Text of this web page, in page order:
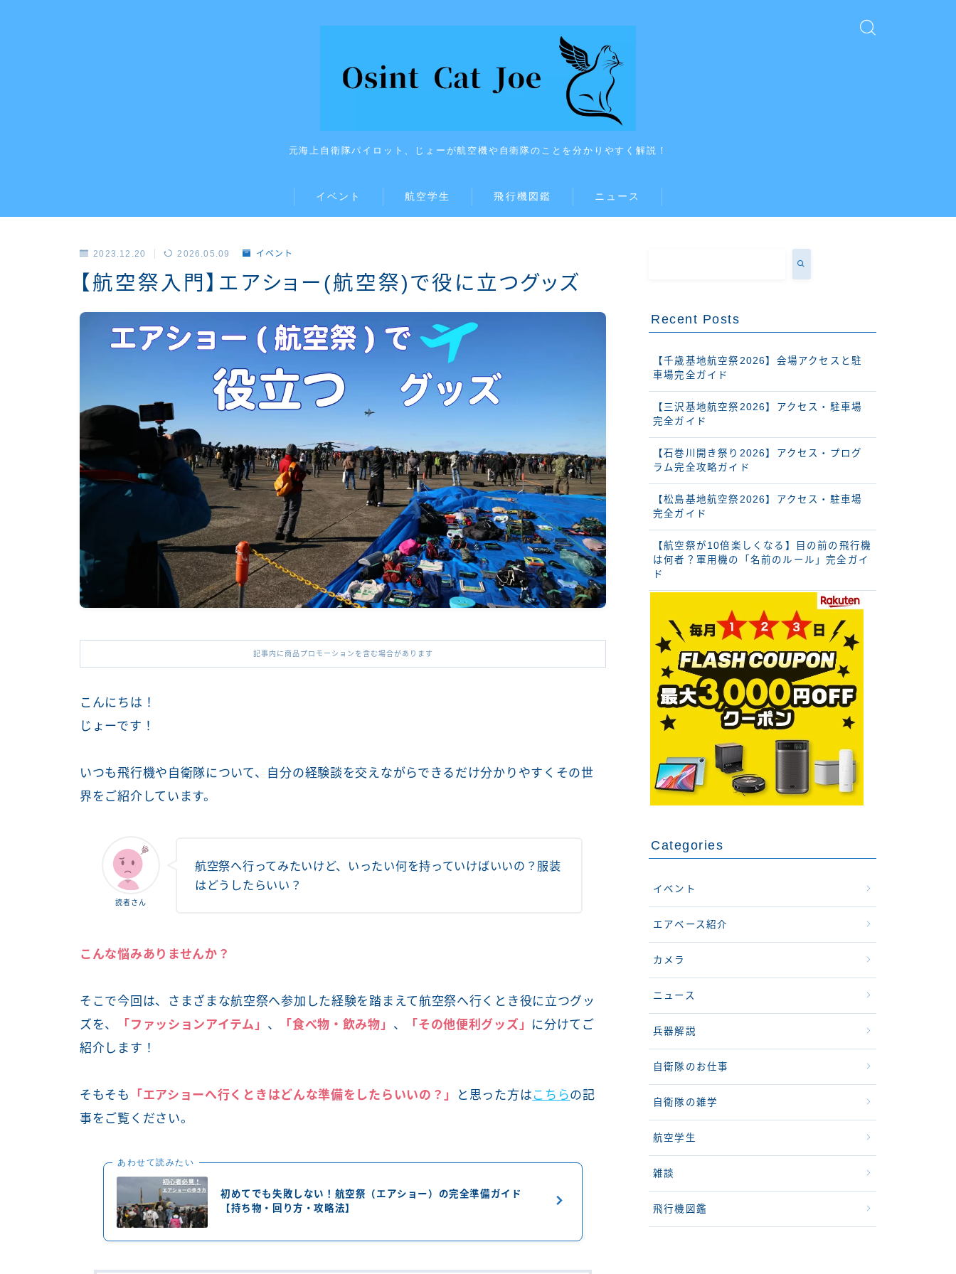
元海上自衛隊パイロット、じょーが航空機や自衛隊のことを分かりやすく解説！
イベント 航空学生 飛行機図鑑 ニュース
2023.12.20 2026.05.09 イベント
【航空祭入門】エアショー(航空祭)で役に立つグッズ
記事内に商品プロモーションを含む場合があります
こんにちは！
じょーです！
いつも飛行機や自衛隊について、自分の経験談を交えながらできるだけ分かりやすくその世
界をご紹介しています。
読者さん
航空祭へ行ってみたいけど、いったい何を持っていけばいいの？服装
はどうしたらいい？
こんな悩みありませんか？
そこで今回は、さまざまな航空祭へ参加した経験を踏まえて航空祭へ行くとき役に立つグッ
ズを、
「ファッションアイテム」 、 「食べ物・飲み物」 、 「その他便利グッズ」 に分けてご
紹介します！
そもそも 「エアショーへ行くときはどんな準備をしたらいいの？」 と思った方は こちらの記
事をご覧ください。
あわせて読みたい
初めてでも失敗しない！航空祭（エアショー）の完全準備ガイド
【持ち物・回り方・攻略法】
Recent Posts
【千歳基地航空祭2026】会場アクセスと駐
車場完全ガイド
【三沢基地航空祭2026】アクセス・駐車場
完全ガイド
【石巻川開き祭り2026】アクセス・プログ
ラム完全攻略ガイド
【松島基地航空祭2026】アクセス・駐車場
完全ガイド
【航空祭が10倍楽しくなる】目の前の飛行機
は何者？軍用機の「名前のルール」完全ガイ
ド
Categories
イベント
エアベース紹介
カメラ
ニュース
兵器解説
自衛隊のお仕事
自衛隊の雑学
航空学生
雑談
飛行機図鑑